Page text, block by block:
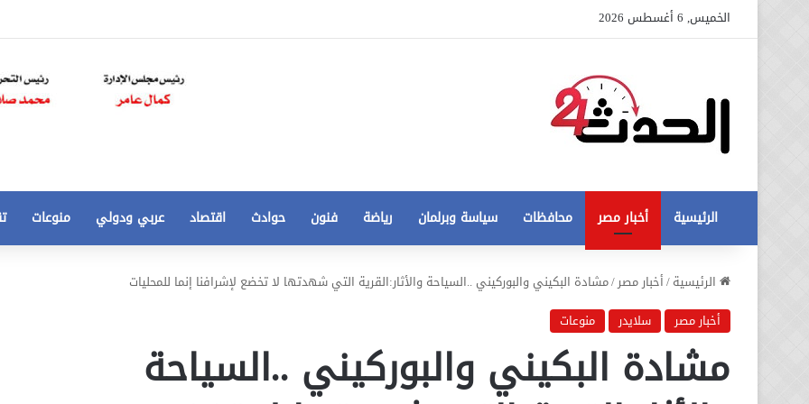
الخميس, 6 أغسطس 2026
الرئيسية أخبار مصر محافظات سياسة وبرلمان رياضة فنون حوادث اقتصاد عربي ودولي منوعات
الرئيسية/أخبار مصر/مشادة البكيني والبوركيني ..السياحة والأثار:القرية التي شهدتها لا تخضع لإشرافنا إنما للمحليات
أخبار مصر
سلايدر منوعات
مشادة البكيني والبوركيني ..السياحة
عاجل
جديدة
في
أزمة
مخالفات
12 أغسطس، 2020
عاجل تطورات جديدة في أزمة مخالفات
تخفيض
الي